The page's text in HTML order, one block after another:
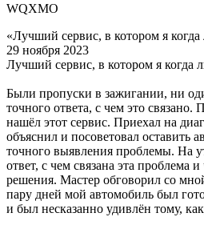
WQXMO
«Лучший сервис, в котором я
29 ноября 2023
Лучший сервис, в котором я когда
Были пропуски в зажигании, ни
точного ответа, с чем это связано.
нашёл этот сервис. Приехал на
объяснил и посоветовал оставить
точного выявления проблемы. На
ответ, с чем связана эта проблема
решения. Мастер обговорил со
пару дней мой автомобиль был
и был несказанно удивлён тому,